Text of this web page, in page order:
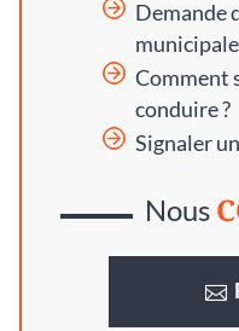
Demande
Comment
conduire ?
Signaler
Nous